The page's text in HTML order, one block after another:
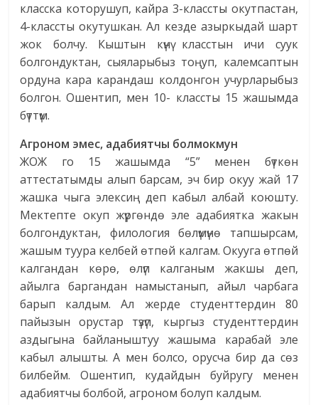
класска которушуп, кайра 3-классты окутпастан,
4-классты окутушкан. Ал кезде азыркыдай шарт
жок болчу. Кыштын күнү класстын ичи суук
болгондуктан, сыяларыбыз тоңуп, калемсаптын
ордуна кара карандаш колдонгон учурларыбыз
болгон. Ошентип, мен 10- классты 15 жашымда
бүттүм.
Агроном эмес, адабиятчы болмокмун
ЖОЖ го 15 жашымда “5” менен бүткөн
аттестатымды алып барсам, эч бир окуу жай 17
жашка чыга элексиң деп кабыл албай коюшту.
Мектепте окуп жүргөндө эле адабиятка жакын
болгондуктан, филология бөлүмүнө тапшырсам,
жашым туура келбей өтпөй калгам. Окууга өтпөй
калгандан көрө, өлүп калганым жакшы деп,
айылга баргандан намыстанып, айыл чарбага
барып калдым. Ал жерде студенттердин 80
пайызын орустар түзүп, кыргыз студенттердин
аздыгына байланыштуу жашыма карабай эле
кабыл алышты. А мен болсо, орусча бир да сөз
билбейм. Ошентип, кудайдын буйругу менен
адабиятчы болбой, агроном болуп калдым.